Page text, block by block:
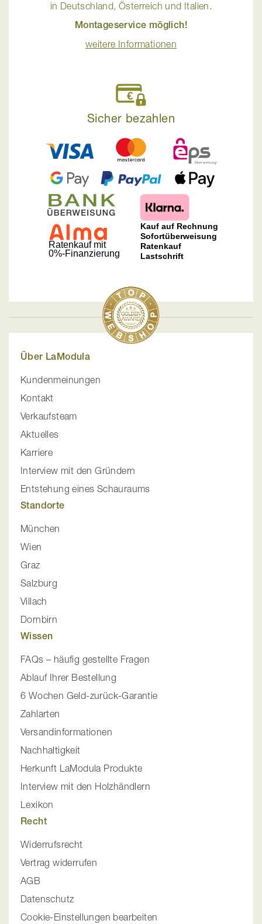
in Deutschland, Österreich und Italien.
Montageservice möglich!
weitere Informationen
Sicher bezahlen
Über LaModula
Kundenmeinungen
Kontakt
Verkaufsteam
Aktuelles
Karriere
Interview mit den Gründern
Entstehung eines Schauraums
Standorte
München
Wien
Graz
Salzburg
Villach
Dornbirn
Wissen
FAQs – häufig gestellte Fragen
Ablauf Ihrer Bestellung
6 Wochen Geld-zurück-Garantie
Zahlarten
Versandinformationen
Nachhaltigkeit
Herkunft LaModula Produkte
Interview mit den Holzhändlern
Lexikon
Recht
Widerrufsrecht
Vertrag widerrufen
AGB
Datenschutz
Cookie-Einstellungen bearbeiten